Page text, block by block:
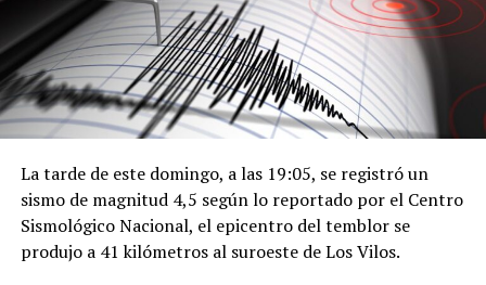
La tarde de este domingo, a las 19:05, se registró un
sismo de magnitud 4,5 según lo reportado por el Centro
Sismológico Nacional, el epicentro del temblor se
produjo a 41 kilómetros al suroeste de Los Vilos.